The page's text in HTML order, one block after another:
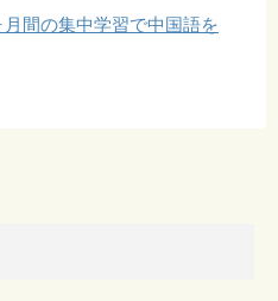
間の集中学習で中国語を